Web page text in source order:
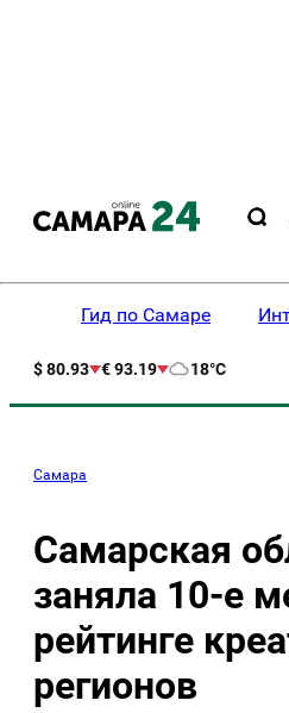
Гид по Самаре
$ 80.93 € 93.19 18°C
Самара
Самарская
заняла 10-е
рейтинге
регионов